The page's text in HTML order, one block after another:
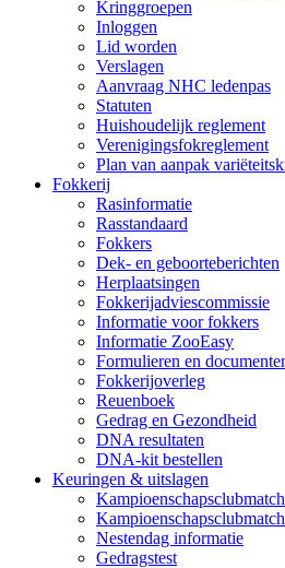
Kringgroepen
Inloggen
Lid worden
Verslagen
Aanvraag NHC ledenpas
Statuten
Huishoudelijk reglement
Verenigingsfokreglement
Plan van aanpak
Fokkerij
Rasinformatie
Rasstandaard
Fokkers
Dek- en geboorteberichten
Herplaatsingen
Fokkerijadviescommissie
Informatie voor fokkers
Informatie ZooEasy
Formulieren en
Fokkerijoverleg
Reuenboek
Gedrag en Gezondheid
DNA resultaten
DNA-kit bestellen
Keuringen & uitslagen
Nestendag informatie
Gedragstest